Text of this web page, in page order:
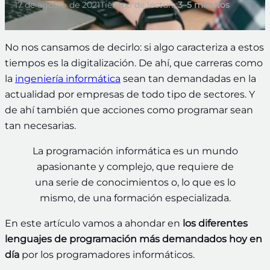
17 de agosto de 2021Tiempo de lectura:3–5 minutos
No nos cansamos de decirlo: si algo caracteriza a estos
tiempos es la digitalización. De ahí, que carreras como
la ingeniería informática sean tan demandadas en la
actualidad por empresas de todo tipo de sectores. Y
de ahí también que acciones como programar sean
tan necesarias.
La programación informática es un mundo
apasionante y complejo, que requiere de
una serie de conocimientos o, lo que es lo
mismo, de una formación especializada.
En este artículo vamos a ahondar en los diferentes
lenguajes de programación más demandados hoy en
día por los programadores informáticos.